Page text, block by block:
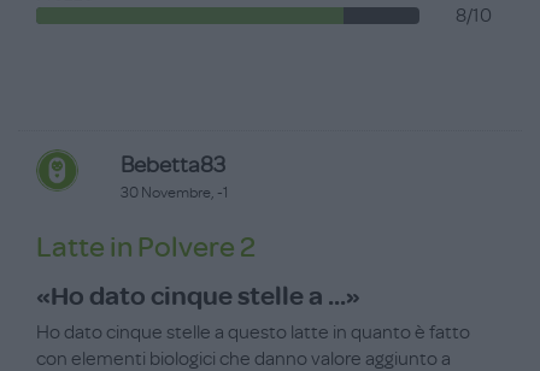
8/10
Bebetta83
30 Novembre, -1
Latte in Polvere 2
«Ho dato cinque stelle a ...»
Ho dato cinque stelle a questo latte in quanto è fatto
con elementi biologici che danno valore aggiunto a